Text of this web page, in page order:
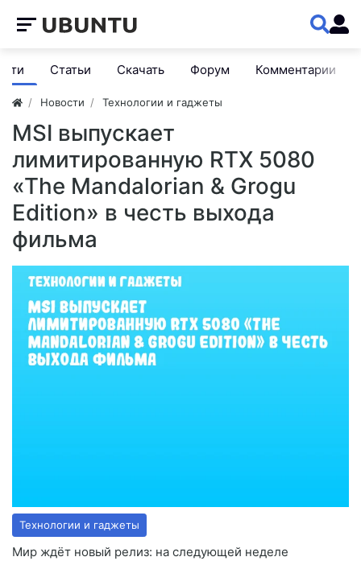
Статьи Скачать Форум Комментарии
Новости Технологии и гаджеты
MSI выпускает
лимитированную RTX 5080
«The Mandalorian & Grogu
Edition» в честь выхода
фильма
Технологии и гаджеты
Мир ждёт новый релиз: на следующей неделе